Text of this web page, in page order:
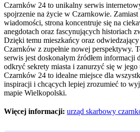
Czarnków 24 to unikalny serwis
spojrzenie na życie w Czarnkowie.
wiadomości, strona koncentruje się na
anegdotach oraz fascynujących historiach
Dzięki temu mieszkańcy oraz
Czarnków z zupełnie nowej perspektywy.
serwis jest doskonałym źródłem informacji
odkryć sekrety miasta i zanurzyć się w jego
Czarnków 24 to idealne miejsce dla
inspiracji i chcących lepiej zrozumieć to
mapie Wielkopolski.
Więcej informacji: urząd skarbowy